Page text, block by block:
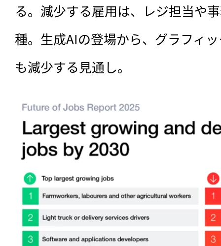
る。減少する雇用は、レジ担当や
種。生成AIの登場から、グラフィ